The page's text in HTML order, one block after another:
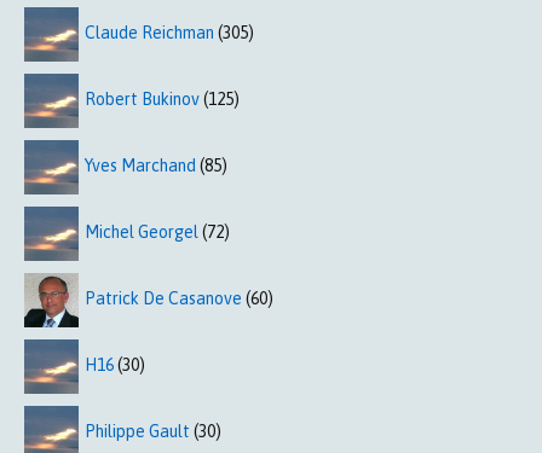
Claude Reichman (305)
Robert Bukinov(125)
Yves Marchand (85)
Michel Georgel (72)
Patrick De Casanove (60)
H16(30)
Philippe Gault (30)